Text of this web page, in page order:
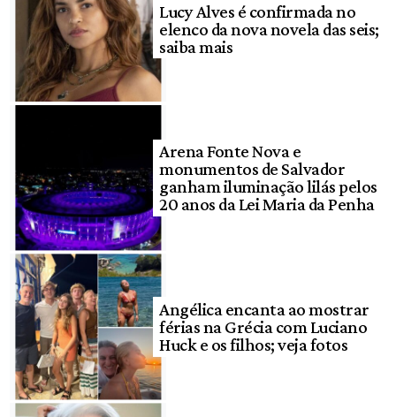
Lucy Alves é confirmada no
elenco da nova novela das seis;
saiba mais
Arena Fonte Nova e
monumentos de Salvador
ganham iluminação lilás pelos
20 anos da Lei Maria da Penha
Angélica encanta ao mostrar
férias na Grécia com Luciano
Huck e os filhos; veja fotos